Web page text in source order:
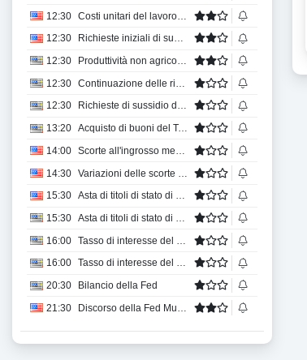
12:30
12:30
Richieste iniziali di sussidi di disoccupazione
12:30
Produttività non agricola QoQ Prel
12:30
12:30
Richieste di sussidio di disoccupazione (media su 4 settimane)
13:20
Acquisto di buoni del Tesoro della Federal Reserve di New York con scadenza da 4 a 12 mesi
14:00
14:30
15:30
Asta di titoli di stato di 4 settimane
15:30
Asta di titoli di stato di 8 settimane
16:00
16:00
Tasso di interesse del mutuo trentennale
20:30
Bilancio della Fed
21:30